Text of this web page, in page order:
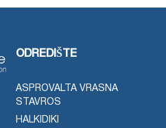
ODREDIŠTE
ASPROVALTA VRASNA
STAVROS
HALKIDIKI